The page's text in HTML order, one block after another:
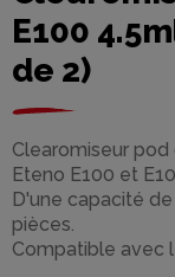
E100
de 2)
Clearomiseur
Eteno E100 et
D'une capacité
pièces.
Compatible avec